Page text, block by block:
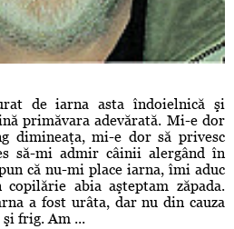
de iarna asta îndoielnică şi
primăvara adevărată. Mi-e dor
dimineaţa, mi-e dor să privesc
să-mi admir câinii alergând în
că nu-mi place iarna, îmi aduc
abia aşteptam zăpada.
a fost urâta, dar nu din cauza
şi frig. Am ...